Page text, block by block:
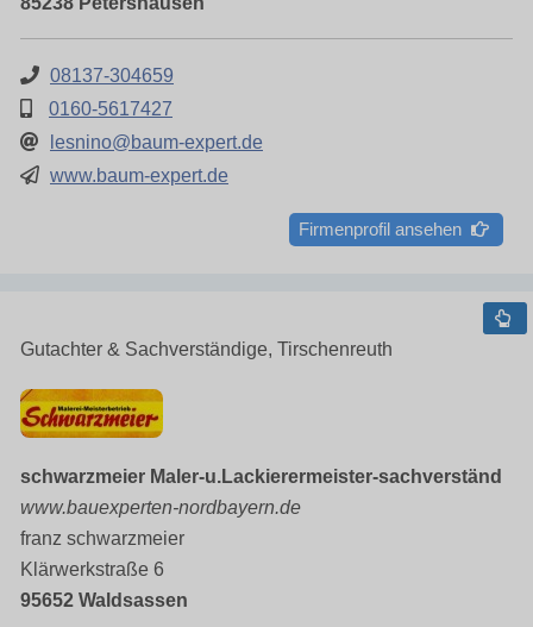
08137-304659
0160-5617427
lesnino@baum-expert.de
www.baum-expert.de
Firmenprofil ansehen
Gutachter & Sachverständige, Tirschenreuth
schwarzmeier Maler-u.Lackierermeister-sachverständ
www.bauexperten-nordbayern.de
franz schwarzmeier
Klärwerkstraße 6
95652 Waldsassen